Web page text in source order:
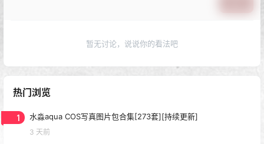
暂无讨论，说说你的看法吧
热门浏览
1 水淼aqua COS写真图片包合集[273套][持续更新]
3 天前